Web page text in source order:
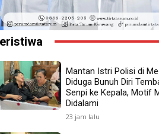
Mantan Istri Polisi di
Diduga Bunuh Diri
Senpi ke Kepala, Motif
Didalami
23 jam lalu